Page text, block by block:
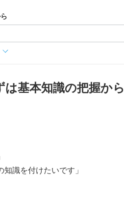
基本知識の把握から
識を付けたいです」